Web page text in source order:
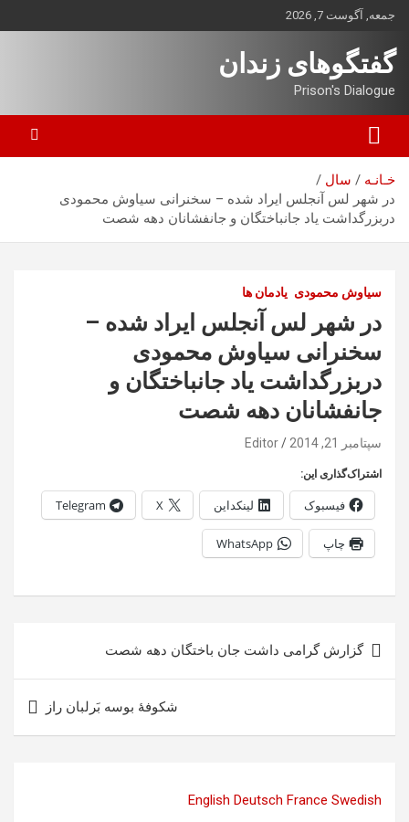
بروید
جمعه, آگوست 7, 2026
گفتگوهای زندان
Prison's Dialogue
خـانـه
سال
در شهر لس آنجلس ایراد شده – سخنرانی سیاوش محمودی
دربزرگداشت یاد جانباختگان و جانفشانان دهه شصت
سیاوش محمودی یادمان ها
در شهر لس آنجلس ایراد شده –
سخنرانی سیاوش محمودی
دربزرگداشت یاد جانباختگان و
جانفشانان دهه شصت
سپتامبر 21, 2014 Editor
اشتراک‌گذاری این:
فیسبوک لینکداین X
Telegram
چاپ WhatsApp
راهبری
نوشته
گزارش گرامی داشت جان باختگان دهه شصت
شکوفهٔ بوسه بَرلبان راز
English Deutsch France Swedish